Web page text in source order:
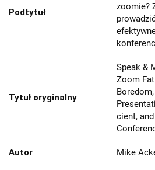
Podtytuł
zoomie?
Tytuł oryginalny
Speak &
Zoom
cient,
Autor Mike